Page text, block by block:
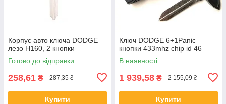
Корпус авто ключа DODGE
лезо Н160, 2 кнопки
Готово до відправки
258,61 ₴ 287,35 ₴
Купити
Ключ DODGE 6+1Panic
кнопки 433mhz chip id 46
В наявності
1 939,58 ₴ 2 155,09 ₴
Купити